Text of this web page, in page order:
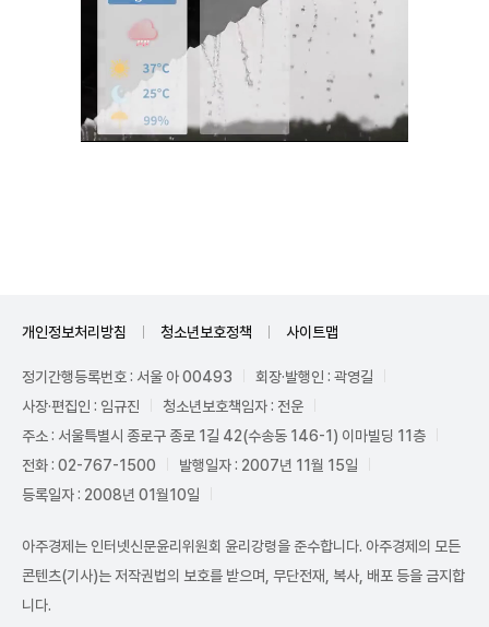
개인정보처리방침 청소년보호정책 사이트맵
정기간행등록번호 : 서울 아 00493
회장·발행인 : 곽영길
사장·편집인 : 임규진
청소년보호책임자 : 전운
주소 : 서울특별시 종로구 종로 1길 42(수송동 146-1) 이마빌딩 11층
전화 : 02-767-1500
발행일자 : 2007년 11월 15일
등록일자 : 2008년 01월10일
아주경제는 인터넷신문윤리위원회 윤리강령을 준수합니다. 아주경제의 모든
콘텐츠(기사)는 저작권법의 보호를 받으며, 무단전재, 복사, 배포 등을 금지합
니다.